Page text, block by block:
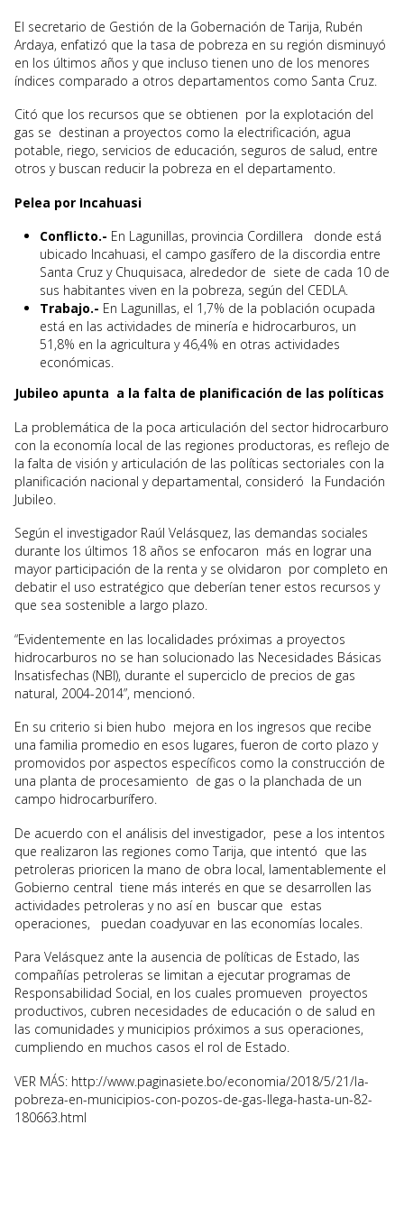
El secretario de Gestión de la Gobernación de Tarija, Rubén
Ardaya, enfatizó que la tasa de pobreza en su región disminuyó
en los últimos años y que incluso tienen uno de los menores
índices comparado a otros departamentos como Santa Cruz.
Citó que los recursos que se obtienen por la explotación del
gas se destinan a proyectos como la electrificación, agua
potable, riego, servicios de educación, seguros de salud, entre
otros y buscan reducir la pobreza en el departamento.
Pelea por Incahuasi
Conflicto.- En Lagunillas, provincia Cordillera donde está
ubicado Incahuasi, el campo gasífero de la discordia entre
Santa Cruz y Chuquisaca, alrededor de siete de cada 10 de
sus habitantes viven en la pobreza, según del CEDLA.
Trabajo.- En Lagunillas, el 1,7% de la población ocupada
está en las actividades de minería e hidrocarburos, un
51,8% en la agricultura y 46,4% en otras actividades
económicas.
Jubileo apunta a la falta de planificación de las políticas
La problemática de la poca articulación del sector hidrocarburo
con la economía local de las regiones productoras, es reflejo de
la falta de visión y articulación de las políticas sectoriales con la
planificación nacional y departamental, consideró la Fundación
Jubileo.
Según el investigador Raúl Velásquez, las demandas sociales
durante los últimos 18 años se enfocaron más en lograr una
mayor participación de la renta y se olvidaron por completo en
debatir el uso estratégico que deberían tener estos recursos y
que sea sostenible a largo plazo.
“Evidentemente en las localidades próximas a proyectos
hidrocarburos no se han solucionado las Necesidades Básicas
Insatisfechas (NBI), durante el superciclo de precios de gas
natural, 2004-2014”, mencionó.
En su criterio si bien hubo mejora en los ingresos que recibe
una familia promedio en esos lugares, fueron de corto plazo y
promovidos por aspectos específicos como la construcción de
una planta de procesamiento de gas o la planchada de un
campo hidrocarburífero.
De acuerdo con el análisis del investigador, pese a los intentos
que realizaron las regiones como Tarija, que intentó que las
petroleras prioricen la mano de obra local, lamentablemente el
Gobierno central tiene más interés en que se desarrollen las
actividades petroleras y no así en buscar que estas
operaciones, puedan coadyuvar en las economías locales.
Para Velásquez ante la ausencia de políticas de Estado, las
compañías petroleras se limitan a ejecutar programas de
Responsabilidad Social, en los cuales promueven proyectos
productivos, cubren necesidades de educación o de salud en
las comunidades y municipios próximos a sus operaciones,
cumpliendo en muchos casos el rol de Estado.
VER MÁS: http://www.paginasiete.bo/economia/2018/5/21/la-
pobreza-en-municipios-con-pozos-de-gas-llega-hasta-un-82-
180663.html